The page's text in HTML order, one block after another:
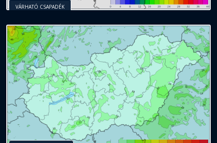
VÁRHATÓ CSAPADÉK